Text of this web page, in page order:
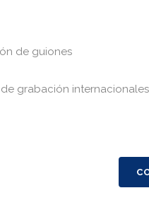
de guiones
de grabación internacionales